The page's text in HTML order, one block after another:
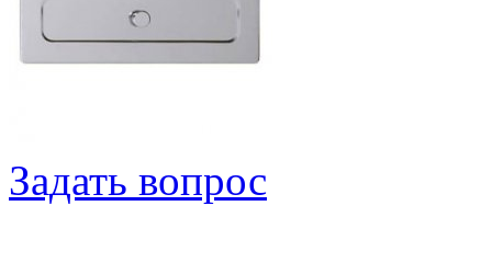
Задать вопрос